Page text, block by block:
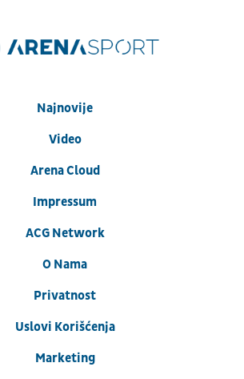
Najnovije
Video
Arena Cloud
Impressum
ACG Network
O Nama
Privatnost
Uslovi Korišćenja
Marketing